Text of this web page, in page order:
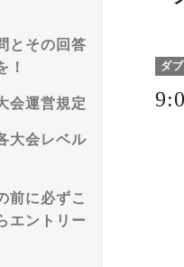
とその回答
！
会運営規定
大会レベル
前に必ずこ
エントリー
ダ